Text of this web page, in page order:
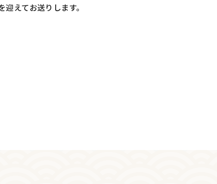
えてお送りします。